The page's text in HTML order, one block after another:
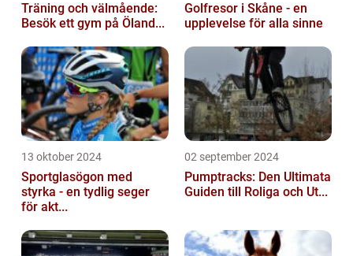
Träning och välmående:
Besök ett gym på Öland...
Golfresor i Skåne - en
upplevelse för alla sinne
13 oktober 2024
Sportglasögon med
styrka - en tydlig seger
för akt...
02 september 2024
Pumptracks: Den Ultimata
Guiden till Roliga och Ut...